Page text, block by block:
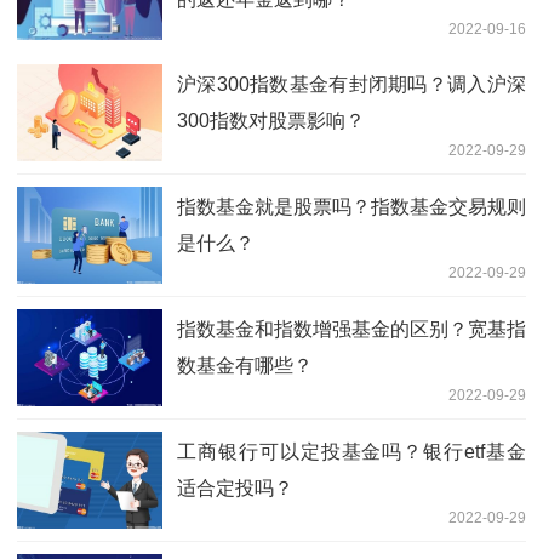
2022-09-16
沪深300指数基金有封闭期吗？调入沪深
300指数对股票影响？
2022-09-29
指数基金就是股票吗？指数基金交易规则
是什么？
2022-09-29
指数基金和指数增强基金的区别？宽基指
数基金有哪些？
2022-09-29
工商银行可以定投基金吗？银行etf基金
适合定投吗？
2022-09-29